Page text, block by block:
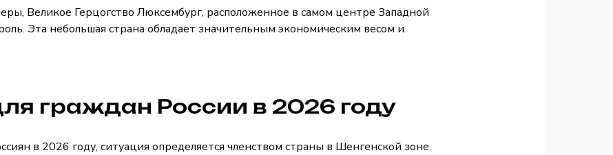
Великое Герцогство Люксембург, расположенное в самом центре Западной
Эта небольшая страна обладает значительным экономическим весом и
граждан России в 2026 году
в 2026 году, ситуация определяется членством страны в Шенгенской зоне.